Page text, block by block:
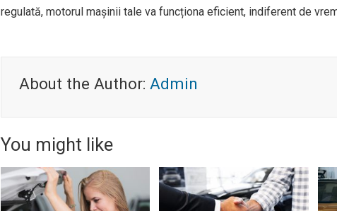
regulată, motorul mașinii tale va funcționa eficient, indiferent de
About the Author: Admin
You might like